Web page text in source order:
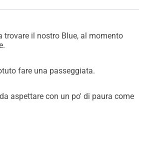
trovare il nostro Blue, al momento
fare una passeggiata.
aspettare con un po' di paura come